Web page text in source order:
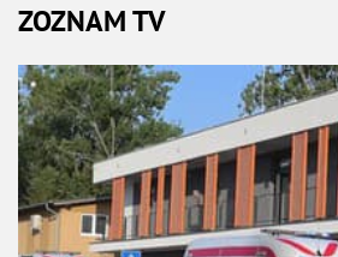
ZOZNAM TV